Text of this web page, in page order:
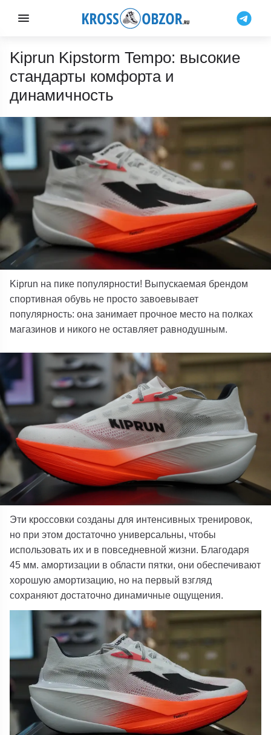
Kiprun Kipstorm Tempo: высокие
стандарты комфорта и
динамичность
Kiprun на пике популярности! Выпускаемая брендом
спортивная обувь не просто завоевывает
популярность: она занимает прочное место на полках
магазинов и никого не оставляет равнодушным.
Эти кроссовки созданы для интенсивных тренировок,
но при этом достаточно универсальны, чтобы
использовать их и в повседневной жизни. Благодаря
45 мм. амортизации в области пятки, они обеспечивают
хорошую амортизацию, но на первый взгляд
сохраняют достаточно динамичные ощущения.